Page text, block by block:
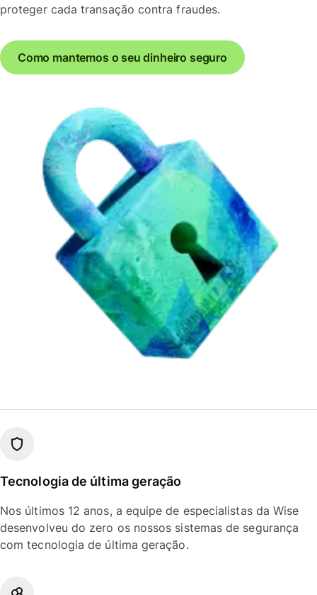
proteger cada transação contra fraudes.
Como mantemos o seu dinheiro seguro
Tecnologia de última geração
Nos últimos 12 anos, a equipe de especialistas da Wise
desenvolveu do zero os nossos sistemas de segurança
com tecnologia de última geração.